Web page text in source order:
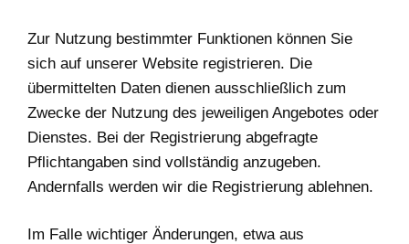
Zur Nutzung bestimmter Funktionen können Sie
sich auf unserer Website registrieren. Die
übermittelten Daten dienen ausschließlich zum
Zwecke der Nutzung des jeweiligen Angebotes oder
Dienstes. Bei der Registrierung abgefragte
Pflichtangaben sind vollständig anzugeben.
Andernfalls werden wir die Registrierung ablehnen.
Im Falle wichtiger Änderungen, etwa aus